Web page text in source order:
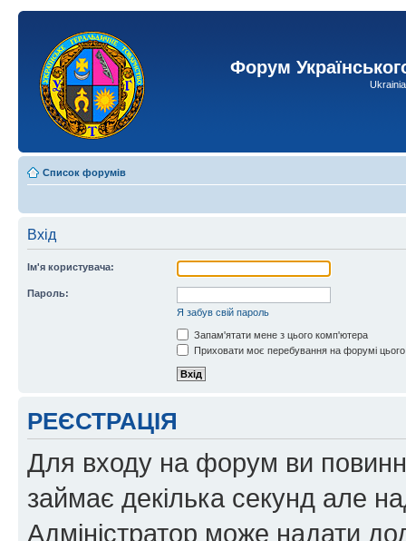
Форум
Список форумів
Вхід
Ім'я користувача:
Пароль:
Я забув свій пароль
Запам'ятати мене з цього комп'ютера
Приховати моє перебування на форумі
РЕЄСТРАЦІЯ
Для входу на форум ви
займає декілька секунд але
Адміністратор може надати